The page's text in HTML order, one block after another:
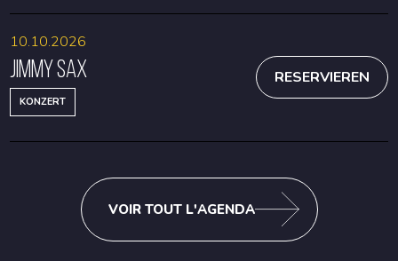
Jimmy Sax
KONZERT
10.10.2026
RESERVIEREN
VOIR TOUT L'AGENDA